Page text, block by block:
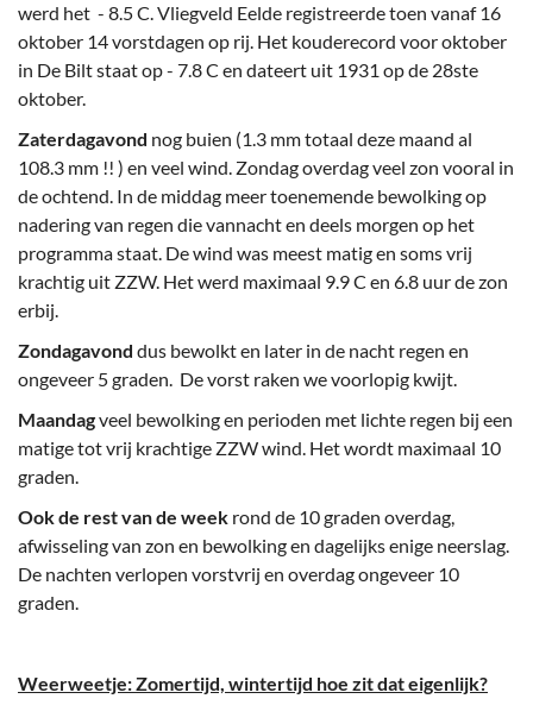
werd het - 8.5 C. Vliegveld Eelde registreerde toen vanaf 16
oktober 14 vorstdagen op rij. Het kouderecord voor oktober
in De Bilt staat op - 7.8 C en dateert uit 1931 op de 28ste
oktober.
Zaterdagavond nog buien (1.3 mm totaal deze maand al
108.3 mm !! ) en veel wind. Zondag overdag veel zon vooral in
de ochtend. In de middag meer toenemende bewolking op
nadering van regen die vannacht en deels morgen op het
programma staat. De wind was meest matig en soms vrij
krachtig uit ZZW. Het werd maximaal 9.9 C en 6.8 uur de zon
erbij.
Zondagavond dus bewolkt en later in de nacht regen en
ongeveer 5 graden. De vorst raken we voorlopig kwijt.
Maandagveel bewolking en perioden met lichte regen bij een
matige tot vrij krachtige ZZW wind. Het wordt maximaal 10
graden.
Ook de rest van de week rond de 10 graden overdag,
afwisseling van zon en bewolking en dagelijks enige neerslag.
De nachten verlopen vorstvrij en overdag ongeveer 10
graden.
Weerweetje: Zomertijd, wintertijd hoe zit dat eigenlijk?